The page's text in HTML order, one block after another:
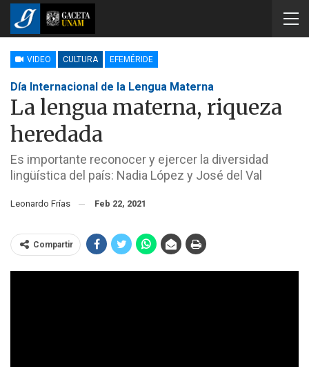
VIDEO CULTURA EFEMÉRIDE
Día Internacional de la Lengua Materna
La lengua materna, riqueza
heredada
Es importante reconocer y ejercer la diversidad
lingüística del país: Nadia López y José del Val
Leonardo Frías Feb 22, 2021
Compartir